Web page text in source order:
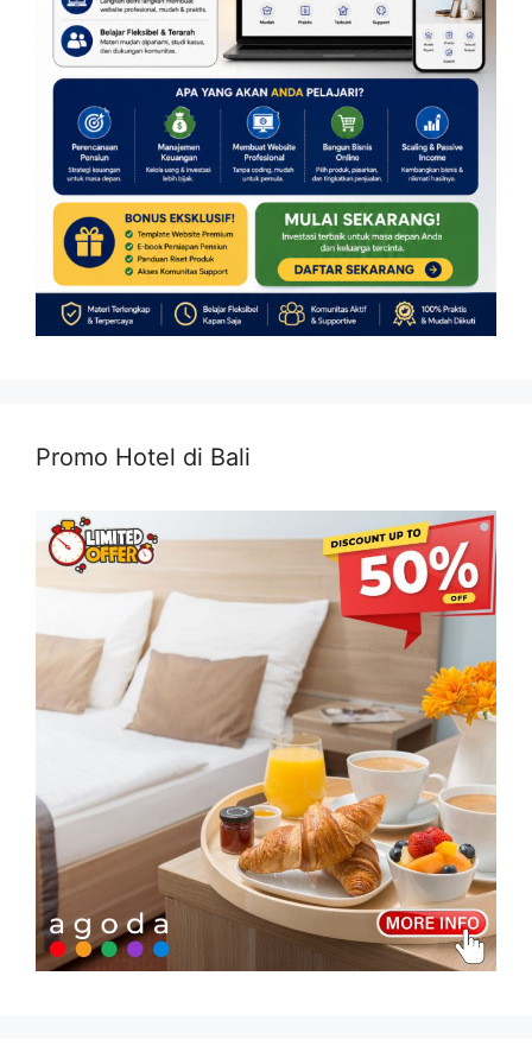
Promo Hotel di Bali